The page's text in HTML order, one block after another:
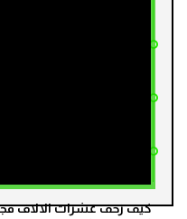
كيف زحف عشرات الالاف